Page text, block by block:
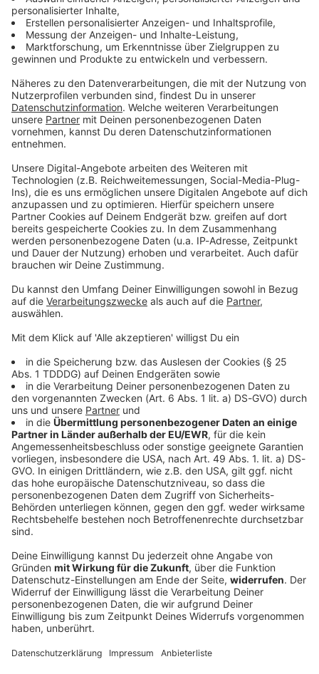
informieren dich.
Zum Newsletter anmelden
Studio Hotline
Kontaktformular
Sprachnachricht
DAS KÖNNTE DICH AUCH INTERESSIEREN
Welt
Sprengstoff-Drohne in Leipzig: Russland sieht
«Provokation»
Zwar halten sich Ermittler und die Bundesregierung
machen Russland für den Drohnenfall auf dem